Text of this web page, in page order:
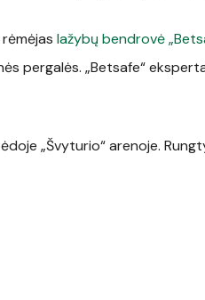
lažybų bendrovė
pergalės. „Betsafe“
„Švyturio“ arenoje.